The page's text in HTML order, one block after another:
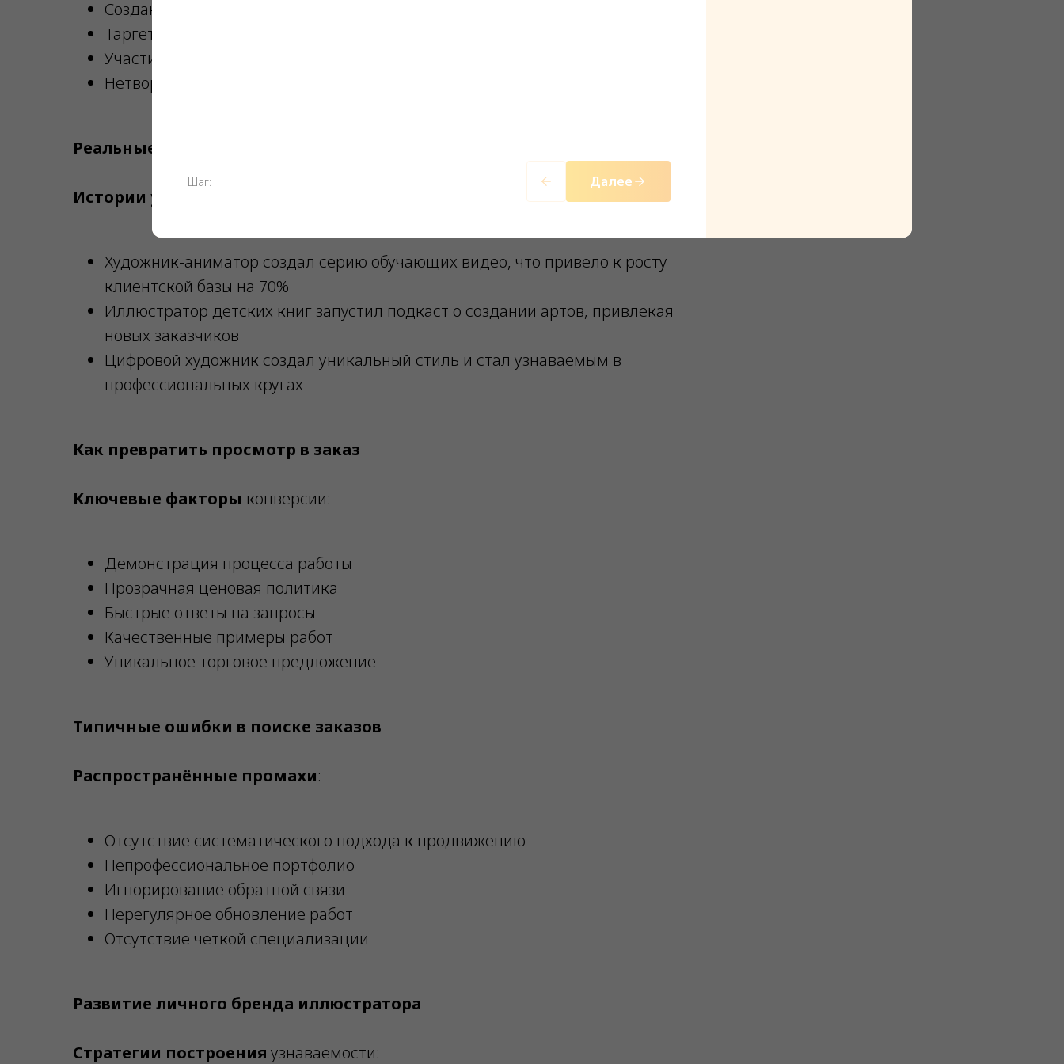
Создание качественного портфолио
Таргетированная реклама в соцсетях
Участие в конкурсах и челленджах
Нетворкинг в профессиональном сообществе
Реальные кейсы успешных иллюстраторов
Истории успеха
Художник-аниматор создал серию обучающих видео, что привело к росту
клиентской базы на 70%
Иллюстратор детских книг запустил подкаст о создании артов, привлекая
новых заказчиков
Цифровой художник создал уникальный стиль и стал узнаваемым в
профессиональных кругах
Как превратить просмотр в заказ
Ключевые факторы конверсии:
Демонстрация процесса работы
Прозрачная ценовая политика
Быстрые ответы на запросы
Качественные примеры работ
Уникальное торговое предложение
Типичные ошибки в поиске заказов
Распространённые промахи:
Отсутствие систематического подхода к продвижению
Непрофессиональное портфолио
Игнорирование обратной связи
Нерегулярное обновление работ
Отсутствие четкой специализации
Развитие личного бренда иллюстратора
Стратегии построения узнаваемости:
Шаг: Далее